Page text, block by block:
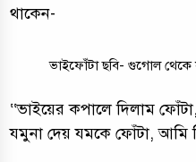
থাকেন-
ভাইফোঁটা ছবি- গুগোল থেকে
‘‘ভাইয়ের কপালে দিলাম
যমুনা দেয় যমকে ফোঁটা, আমি